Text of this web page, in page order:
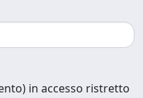
in accesso ristretto